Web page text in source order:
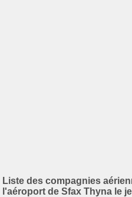
Liste des compagnies
l'aéroport de Sfax Thyna le